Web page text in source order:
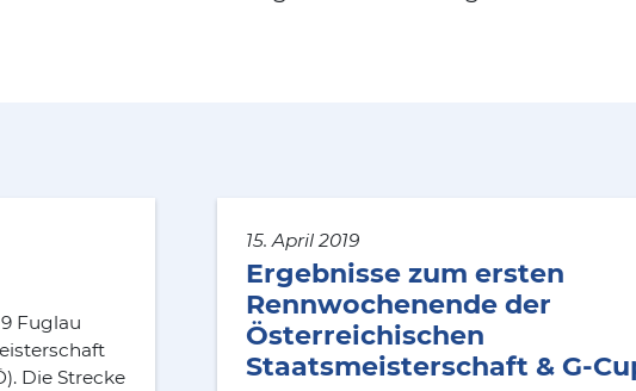
Fuglau
Die Strecke
15. April 2019
Ergebnisse zum ersten
Rennwochenende der
Österreichischen
Staatsmeisterschaft & G-